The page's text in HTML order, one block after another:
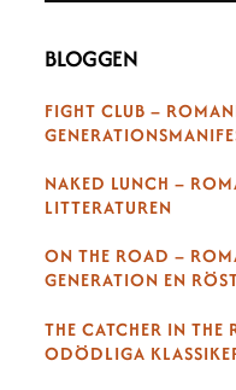
BLOGGEN
FIGHT CLUB –
NAKED LUNCH –
LITTERATUREN
ON THE ROAD –
GENERATION EN
THE CATCHER IN THE
ODÖDLIGA